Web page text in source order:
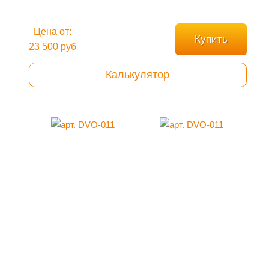
Цена от:
23 500 руб
Купить
Калькулятор